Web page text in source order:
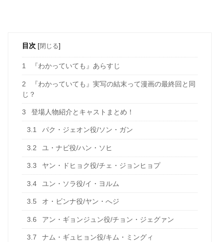
目次 [閉じる]
1 『わかっていても』あらすじ
2
『わかっていても』実写の結末って漫画の最終回と同
じ？
3 登場人物紹介とキャストまとめ！
3.1 パク・ジェオン役/ソン・ガン
3.2 ユ・ナビ役/ハン・ソヒ
3.3 ヤン・ドヒョク役/チェ・ジョンヒョプ
3.4 ユン・ソラ役/イ・ヨルム
3.5 オ・ビンナ役/ヤン・へジ
3.6 アン・ギョンジュン役/チョン・ジェグァン
3.7 ナム・ギュヒョン役/キム・ミングィ